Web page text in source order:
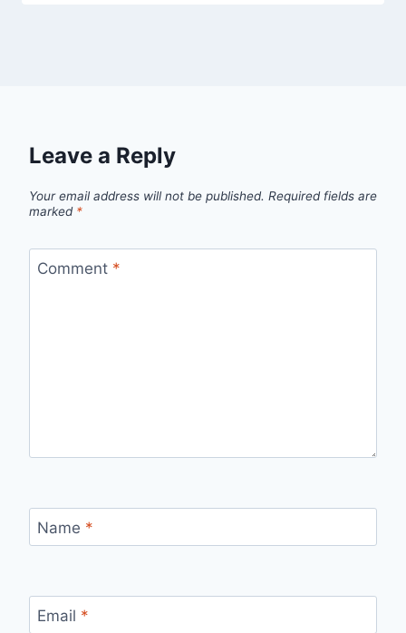
Leave a Reply
Your email address will not be published. Required fields are
marked *
Comment *
Name *
Email *